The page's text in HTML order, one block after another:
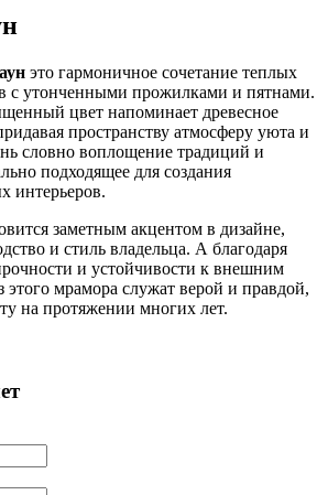
это гармоничное сочетание теплых
с утонченными прожилками и пятнами.
цвет напоминает древесное
пространству атмосферу уюта и
словно воплощение традиций и
подходящее для создания
интерьеров.
заметным акцентом в дизайне,
и стиль владельца. А благодаря
и устойчивости к внешним
этого мрамора служат верой и правдой,
на протяжении многих лет.